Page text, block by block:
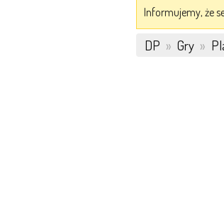
Informujemy, że
DP » Gry »